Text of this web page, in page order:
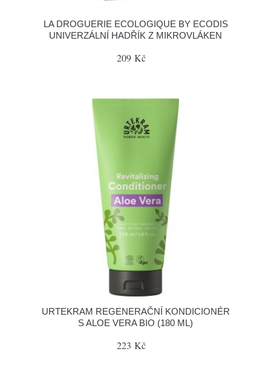
LA DROGUERIE ECOLOGIQUE BY ECODIS
UNIVERZÁLNÍ HADŘÍK Z MIKROVLÁKEN
209 Kč
URTEKRAM REGENERAČNÍ KONDICIONÉR
S ALOE VERA BIO (180 ML)
223 Kč